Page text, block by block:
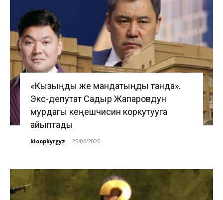
«Кызыңды же мандатыңды танда».
Экс-депутат Садыр Жапаровдун
мурдагы кеңешчисин коркутууга
айыптады
kloopkyrgyz - 25/06/2026